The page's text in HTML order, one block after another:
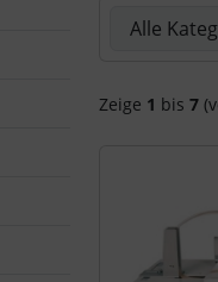
Zeige 1 bis 7